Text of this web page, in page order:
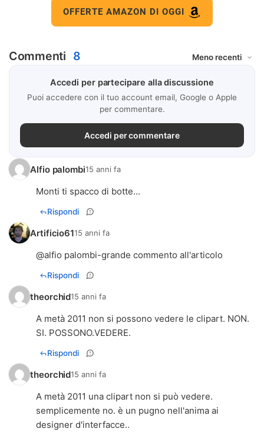
OFFERTE AMAZON DI OGGI
Commenti 8
Accedi per partecipare alla discussione
Puoi accedere con il tuo account email, Google o Apple
per commentare.
Accedi per commentare
Alfio palombi15 anni fa
Monti ti spacco di botte...
Rispondi
Artificio6115 anni fa
@alfio palombi-grande commento all'articolo
Rispondi
theorchid15 anni fa
A metà 2011 non si possono vedere le clipart. NON.
SI. POSSONO.VEDERE.
Rispondi
theorchid15 anni fa
A metà 2011 una clipart non si può vedere.
semplicemente no. è un pugno nell'anima ai
designer d'interfacce..